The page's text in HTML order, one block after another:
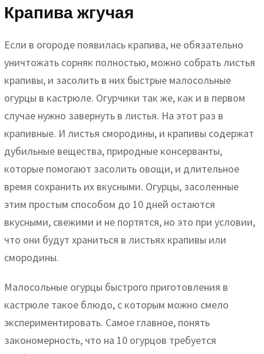
Крапива жгучая
Если в огороде появилась крапива, не обязательно
уничтожать сорняк полностью, можно собрать листья
крапивы, и засолить в них быстрые малосольные
огурцы в кастрюле. Огурчики так же, как и в первом
случае нужно завернуть в листья. На этот раз в
крапивные. И листья смородины, и крапивы содержат
дубильные вещества, природные консерванты,
которые помогают засолить овощи, и длительное
время сохранить их вкусными. Огурцы, засоленные
этим простым способом до 10 дней остаются
вкусными, свежими и не портятся, но это при условии,
что они будут храниться в листьях крапивы или
смородины.
Малосольные огурцы быстрого приготовления в
кастрюле такое блюдо, с которым можно смело
экспериментировать. Самое главное, понять
закономерность, что на 10 огурцов требуется